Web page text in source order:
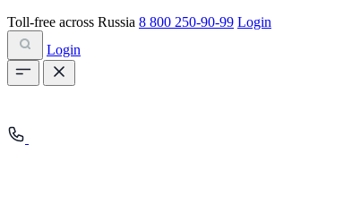
Toll-free across Russia 8 800 250-90-99 Login
Login